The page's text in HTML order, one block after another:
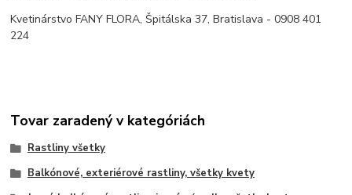
Kvetinárstvo FANY FLORA, Špitálska 37, Bratislava - 0908 401
224
Tovar zaradený v kategóriách
Rastliny všetky
Balkónové, exteriérové rastliny, všetky kvety